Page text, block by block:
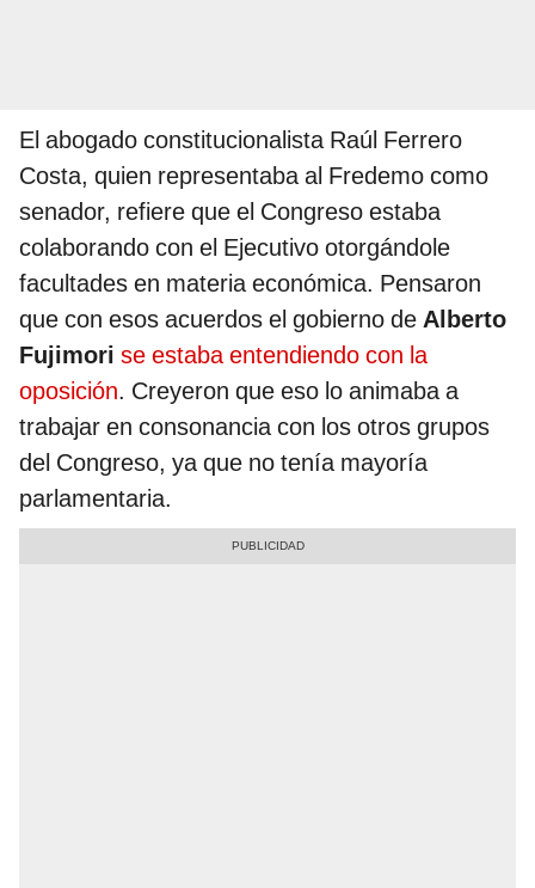
El abogado constitucionalista Raúl Ferrero
Costa, quien representaba al Fredemo como
senador, refiere que el Congreso estaba
colaborando con el Ejecutivo otorgándole
facultades en materia económica. Pensaron
que con esos acuerdos el gobierno de Alberto
Fujimori se estaba entendiendo con la
oposición. Creyeron que eso lo animaba a
trabajar en consonancia con los otros grupos
del Congreso, ya que no tenía mayoría
parlamentaria.